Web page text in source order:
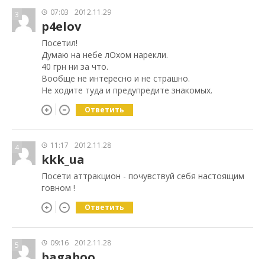
3 07:03 2012.11.29
p4elov
Посетил!
Думаю на небе лОхом нарекли.
40 грн ни за что.
Вообще не интересно и не страшно.
Не ходите туда и предупредите знакомых.
Ответить
4 11:17 2012.11.28
kkk_ua
Посети аттракцион - почувствуй себя настоящим
говном !
Ответить
5 09:16 2012.11.28